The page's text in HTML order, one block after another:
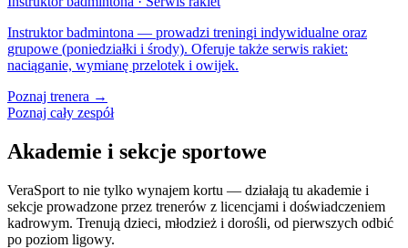
Instruktor badmintona — prowadzi treningi indywidualne oraz
grupowe (poniedziałki i środy). Oferuje także serwis rakiet:
naciąganie, wymianę przelotek i owijek.
Poznaj trenera →
Poznaj cały zespół
Akademie i sekcje sportowe
VeraSport to nie tylko wynajem kortu — działają tu akademie i
sekcje prowadzone przez trenerów z licencjami i doświadczeniem
kadrowym. Trenują dzieci, młodzież i dorośli, od pierwszych odbić
po poziom ligowy.